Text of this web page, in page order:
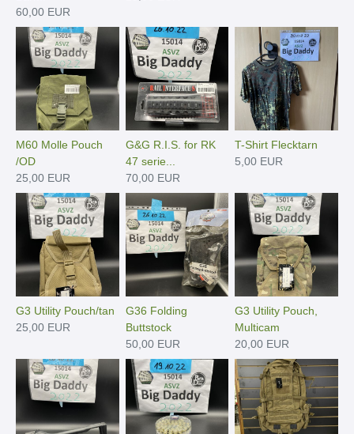
60,00 EUR
M60 Molle Pouch
/OD
25,00 EUR
G&G R.I.S. for RK
47 serie...
70,00 EUR
T-Shirt Flecktarn
5,00 EUR
G3 Utility Pouch/tan
25,00 EUR
G36 Folding
Buttstock
50,00 EUR
G3 Utility Pouch,
Multicam
20,00 EUR